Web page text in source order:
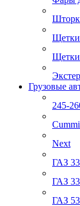
Щетки
Щетки
Грузовые
245-
Next
ГАЗ
ГАЗ
ГАЗ 53